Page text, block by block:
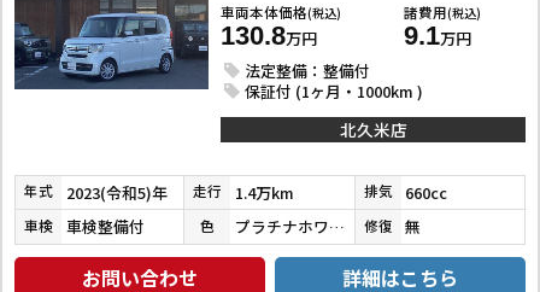
車両本体価格(税込)
130.8万円
諸費用(税込)
9.1万円
法定整備：整備付
保証付 (1ヶ月・1000km )
北久米店
年式 2023(令和5)年 走行 1.4万km 排気 660cc
車検 車検整備付 色 プラチナホワイトパール 修復 無
お問い合わせ 詳細はこちら